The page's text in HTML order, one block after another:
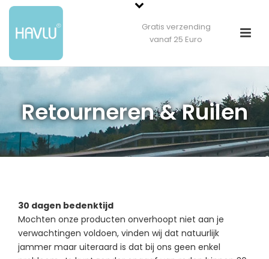
Gratis verzending
vanaf 25 Euro
Retourneren & Ruilen
30 dagen bedenktijd
Mochten onze producten onverhoopt niet aan je
verwachtingen voldoen, vinden wij dat natuurlijk
jammer maar uiteraard is dat bij ons geen enkel